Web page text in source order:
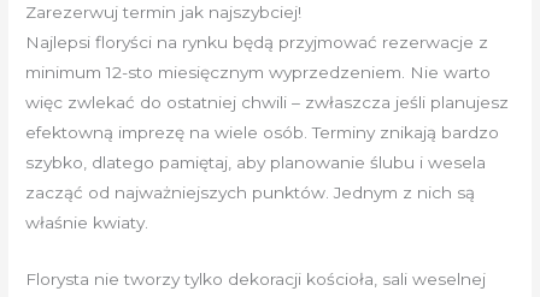
Zarezerwuj termin jak najszybciej!
Najlepsi floryści na rynku będą przyjmować rezerwacje z
minimum 12-sto miesięcznym wyprzedzeniem. Nie warto
więc zwlekać do ostatniej chwili – zwłaszcza jeśli planujesz
efektowną imprezę na wiele osób. Terminy znikają bardzo
szybko, dlatego pamiętaj, aby planowanie ślubu i wesela
zacząć od najważniejszych punktów. Jednym z nich są
właśnie kwiaty.
Florysta nie tworzy tylko dekoracji kościoła, sali weselnej